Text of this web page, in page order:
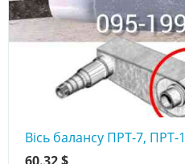
Вісь балансу ПРТ-7,